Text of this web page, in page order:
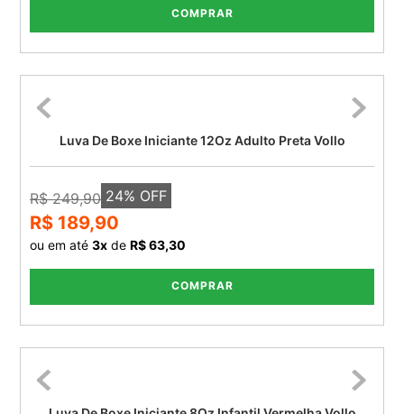
COMPRAR
Luva De Boxe Iniciante 12Oz Adulto Preta Vollo
R$ 249,90 24% OFF
R$ 189,90
ou em até 3x de R$ 63,30
COMPRAR